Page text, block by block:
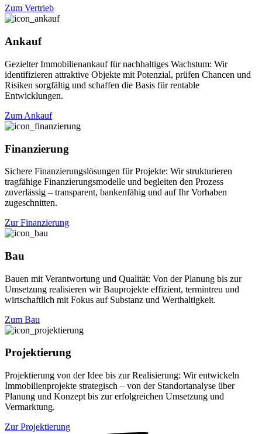
Zum Vertrieb
Ankauf
Gezielter Immobilienankauf für nachhaltiges Wachstum: Wir
identifizieren attraktive Objekte mit Potenzial, prüfen Chancen und
Risiken sorgfältig und schaffen die Basis für rentable
Entwicklungen.
Zum Ankauf
Finanzierung
Sichere Finanzierungslösungen für Projekte: Wir strukturieren
tragfähige Finanzierungsmodelle und begleiten den Prozess
zuverlässig – transparent, bankenfähig und auf Ihr Vorhaben
zugeschnitten.
Zur Finanzierung
Bau
Bauen mit Verantwortung und Qualität: Von der Planung bis zur
Umsetzung realisieren wir Bauprojekte effizient, termintreu und
wirtschaftlich mit Fokus auf Substanz und Werthaltigkeit.
Zum Bau
Projektierung
Projektierung von der Idee bis zur Realisierung: Wir entwickeln
Immobilienprojekte strategisch – von der Standortanalyse über
Planung und Konzept bis zur erfolgreichen Umsetzung und
Vermarktung.
Zur Projektierung